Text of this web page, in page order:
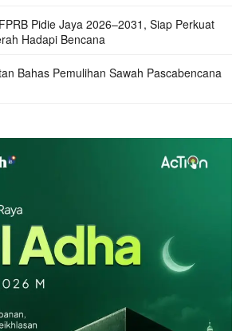
Pidie Jaya 2026–2031, Siap Perkuat
Hadapi Bencana
Bahas Pemulihan Sawah Pascabencana